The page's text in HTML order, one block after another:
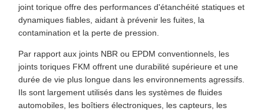
joint torique offre des performances d'étanchéité statiques et
dynamiques fiables, aidant à prévenir les fuites, la
contamination et la perte de pression.
Par rapport aux joints NBR ou EPDM conventionnels, les
joints toriques FKM offrent une durabilité supérieure et une
durée de vie plus longue dans les environnements agressifs.
Ils sont largement utilisés dans les systèmes de fluides
automobiles, les boîtiers électroniques, les capteurs, les